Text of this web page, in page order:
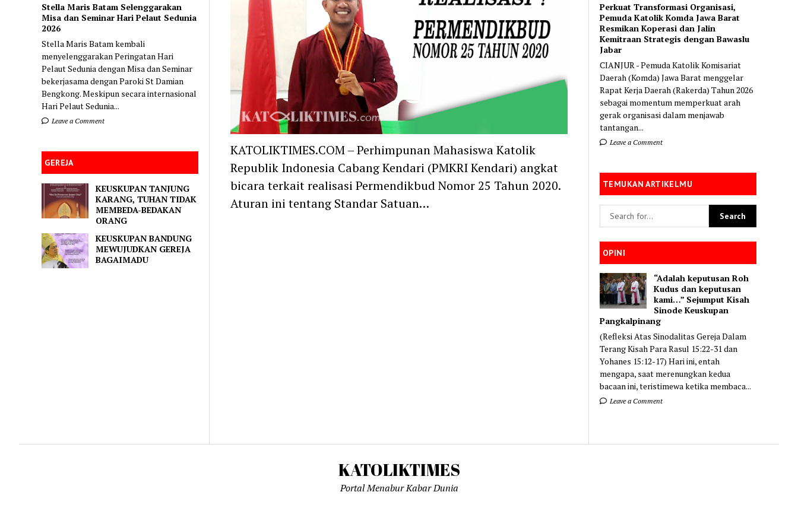
Stella Maris Batam Selenggarakan
Misa dan Seminar Hari Pelaut Sedunia
2026
Stella Maris Batam kembali
menyelenggarakan Peringatan Hari
Pelaut Sedunia dengan Misa dan Seminar
bekerjasama dengan Paroki St Damian
Bengkong. Meskipun secara internasional
Hari Pelaut Sedunia...
Leave a Comment
GEREJA
KEUSKUPAN TANJUNG
KARANG, TUHAN TIDAK
MEMBEDA-BEDAKAN
ORANG
KEUSKUPAN BANDUNG
MEWUJUDKAN GEREJA
BAGAIMADU
KATOLIKTIMES.COM – Perhimpunan Mahasiswa Katolik
Republik Indonesia Cabang Kendari (PMKRI Kendari) angkat
bicara terkait realisasi Permendikbud Nomor 25 Tahun 2020.
Aturan ini tentang Standar Satuan…
Perkuat Transformasi Organisasi,
Pemuda Katolik Komda Jawa Barat
Resmikan Koperasi dan Jalin
Kemitraan Strategis dengan Bawaslu
Jabar
CIANJUR - Pemuda Katolik Komisariat
Daerah (Komda) Jawa Barat menggelar
Rapat Kerja Daerah (Rakerda) Tahun 2026
sebagai momentum memperkuat arah
gerak organisasi dalam menjawab
tantangan...
Leave a Comment
TEMUKAN ARTIKELMU
OPINI
“Adalah keputusan Roh
Kudus dan keputusan
kami…” Sejumput Kisah
Sinode Keuskupan
Pangkalpinang
(Refleksi Atas Sinodalitas Gereja Dalam
Terang Kisah Para Rasul 15:22-31 dan
Yohanes 15:12-17) Hari ini, entah
mengapa, saat merenungkan kedua
bacaan ini, teristimewa ketika membaca...
Leave a Comment
KATOLIKTIMES
Portal Menabur Kabar Dunia